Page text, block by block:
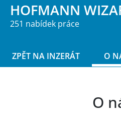
HOFMANN
251 nabídek práce
ZPĚT NA INZERÁT O
O